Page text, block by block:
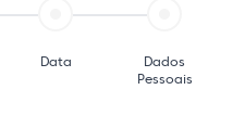
Data
Dados
Pessoais